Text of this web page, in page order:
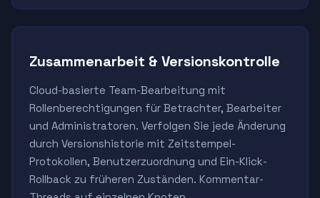
Zusammenarbeit & Versionskontrolle
Cloud-basierte Team-Bearbeitung mit
Rollenberechtigungen für Betrachter, Bearbeiter
und Administratoren. Verfolgen Sie jede Änderung
durch Versionshistorie mit Zeitstempel-
Protokollen, Benutzerzuordnung und Ein-Klick-
Rollback zu früheren Zuständen. Kommentar-